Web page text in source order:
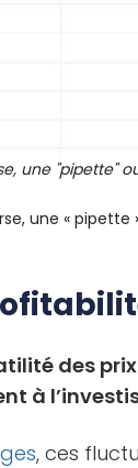
une "pipette"
une «
des
à
, ces